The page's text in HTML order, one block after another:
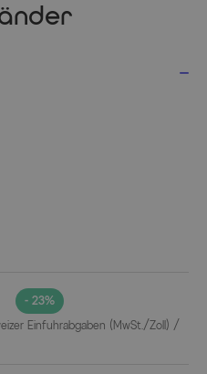
- 23%
Einfuhrabgaben (MwSt./Zoll) /